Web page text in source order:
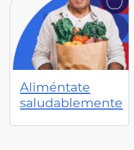
Aliméntate
saludablemente